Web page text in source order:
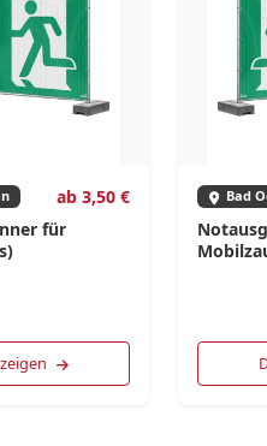
ab 3,50 €
für
Bad